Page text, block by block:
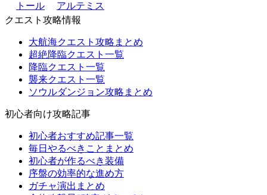
トール
アルテミス
クエスト攻略情報
大航海クエスト攻略まとめ
超絶降臨クエスト一覧
降臨クエスト一覧
襲来クエスト一覧
ソウルダンジョン攻略まとめ
初心者向け攻略記事
初心者おすすめ記事一覧
毎日やるべきことまとめ
初心者が作るべき装備
序盤の効率的な進め方
ガチャ演出まとめ